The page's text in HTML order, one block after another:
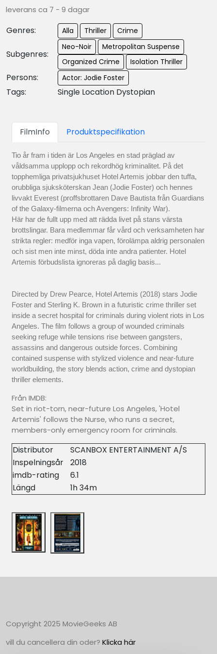
leverans ca 7 - 9 dagar
Genres: Alla Thriller Crime
Subgenres:
Neo-Noir
Metropolitan Suspense
Organized Crime
Isolation Thriller
Persons: Actor: Jodie Foster
Tags: Single Location Dystopian
FilmInfo Produktspecifikation
Tio år fram i tiden är Los Angeles en stad präglad av
våldsamma upplopp och rekordhög kriminalitet. På det
topphemliga privatsjukhuset Hotel Artemis jobbar den tuffa,
orubbliga sjuksköterskan Jean (Jodie Foster) och hennes
livvakt Everest (proffsbrottaren Dave Bautista från Guardians
of the Galaxy-filmerna och Avengers: Infinity War).
Här har de fullt upp med att rädda livet på stans värsta
brottslingar. Bara medlemmar får vård och verksamheten har
strikta regler: medför inga vapen, förolämpa aldrig personalen
och sist men inte minst, döda inte andra patienter. Hotel
Artemis förbudslista ignoreras på daglig basis...
Directed by Drew Pearce, Hotel Artemis (2018) stars Jodie
Foster and Sterling K. Brown in a futuristic crime thriller set
inside a secret hospital for criminals during violent riots in Los
Angeles. The film follows a group of wounded criminals
seeking refuge while tensions rise between gangsters,
assassins and dangerous outside forces. Combining
contained suspense with stylized violence and near-future
worldbuilding, the story blends action, crime and dystopian
thriller elements.
Från IMDB:
Set in riot-torn, near-future Los Angeles, 'Hotel
Artemis' follows the Nurse, who runs a secret,
members-only emergency room for criminals.
Distributor
SCANBOX ENTERTAINMENT A/S
Inspelningsår
2018
imdb-rating
6.1
Längd
1h 34m
Copyright 2025 MovieGeeks AB
vill du cancellera din oder? Klicka här